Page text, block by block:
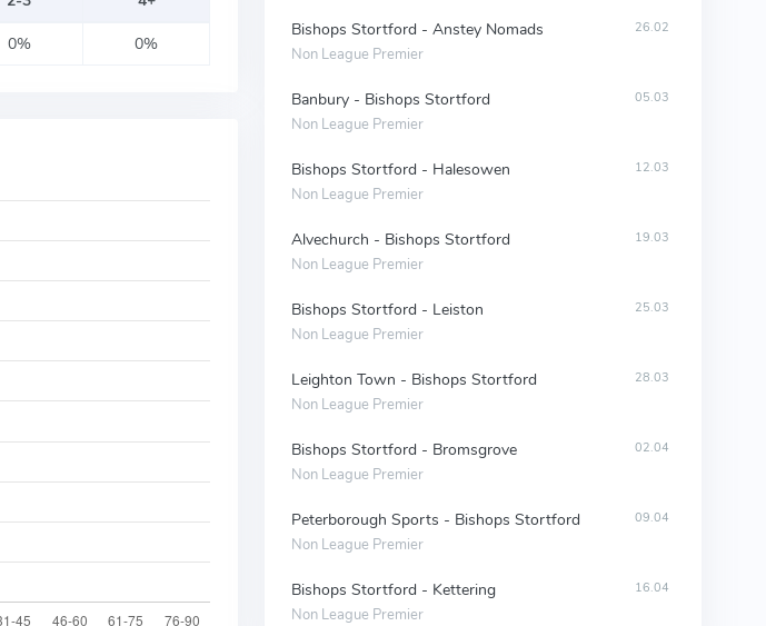
0% 0%
Bishops Stortford - Anstey Nomads
Non League Premier
26.02
Banbury - Bishops Stortford
Non League Premier
05.03
Bishops Stortford - Halesowen
Non League Premier
12.03
Alvechurch - Bishops Stortford
Non League Premier
19.03
Bishops Stortford - Leiston
Non League Premier
25.03
Leighton Town - Bishops Stortford
Non League Premier
28.03
Bishops Stortford - Bromsgrove
Non League Premier
02.04
Peterborough Sports - Bishops Stortford
Non League Premier
09.04
Bishops Stortford - Kettering
Non League Premier
16.04